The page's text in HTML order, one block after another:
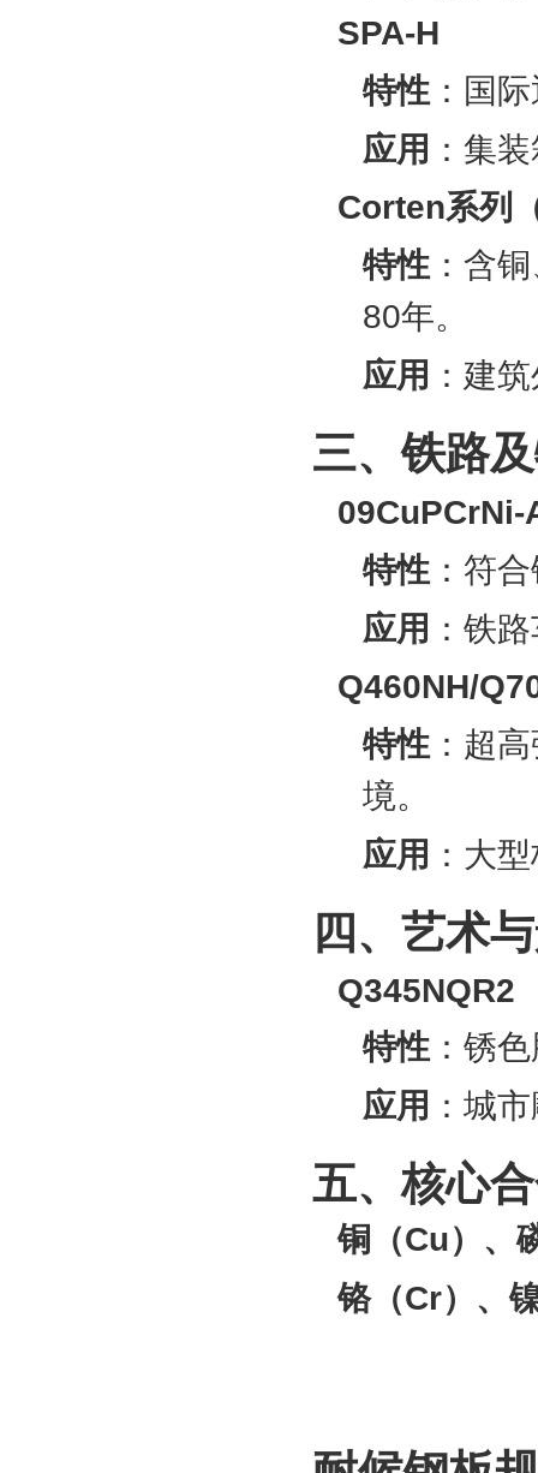
SPA-H
特性 ：国
应用 ：集
Corten系列
特性 ：含
80年‌。
应用 ：建
三、铁路
09CuPCrNi-
特性 ：符
应用 ：铁
Q460NH/
特性 ：超
境‌。
应用 ：大
四、艺术
Q345NQR2
特性 ：锈
应用 ：城
五、核心
铜（Cu）、
铬（Cr）、